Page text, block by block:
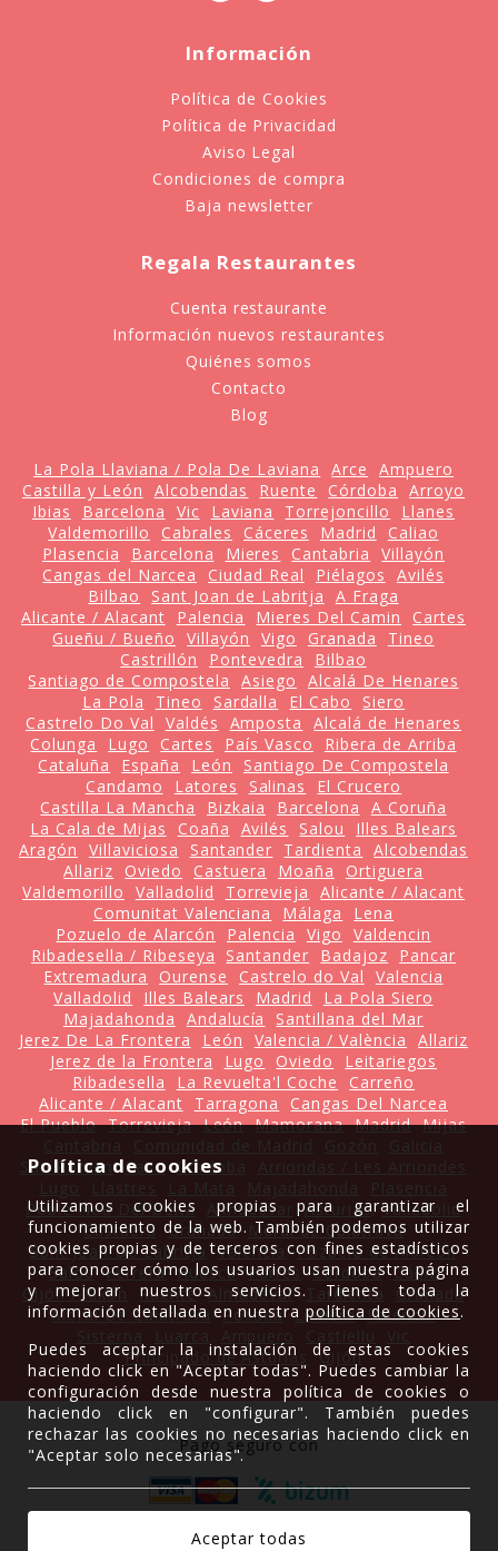
Información
Política de Cookies
Política de Privacidad
Aviso Legal
Condiciones de compra
Baja newsletter
Regala Restaurantes
Cuenta restaurante
Información nuevos restaurantes
Quiénes somos
Contacto
Blog
La Pola Llaviana / Pola De Laviana Arce
Ampuero
Castilla y León
Alcobendas Ruente Córdoba
Arroyo
Ibias
Barcelona Vic Laviana Torrejoncillo
Llanes
Valdemorillo
Cabrales Cáceres Madrid
Caliao
Plasencia
Barcelona Mieres Cantabria
Villayón
Cangas del Narcea
Ciudad Real Piélagos
Avilés
Bilbao
Sant Joan de Labritja
A Fraga
Alicante / Alacant
Palencia Mieres Del Camin
Cartes
Gueñu / Bueño
Villayón Vigo Granada
Tineo
Castrillón
Pontevedra
Bilbao
Santiago de Compostela
Asiego
Alcalá De Henares
La Pola
Tineo Sardalla El Cabo
Siero
Castrelo Do Val
Valdés Amposta
Alcalá de Henares
Colunga
Lugo Cartes País Vasco
Ribera de Arriba
Cataluña
España León
Santiago De Compostela
Candamo
Latores Salinas
El Crucero
Castilla La Mancha
Bizkaia Barcelona
A Coruña
La Cala de Mijas
Coaña Avilés Salou
Illes Balears
Aragón
Villaviciosa Santander Tardienta
Alcobendas
Allariz
Oviedo Castuera Moaña
Ortiguera
Valdemorillo
Valladolid Torrevieja
Alicante / Alacant
Comunitat Valenciana
Málaga
Lena
Pozuelo de Alarcón
Palencia Vigo
Valdencin
Ribadesella / Ribeseya
Santander Badajoz
Pancar
Extremadura
Ourense Castrelo do Val
Valencia
Valladolid
Illes Balears Madrid
La Pola Siero
Majadahonda
Andalucía
Santillana del Mar
Jerez De La Frontera
León Valencia / València
Allariz
Jerez de la Frontera
Lugo Oviedo
Leitariegos
Ribadesella
La Revuelta'l Coche
Carreño
Alicante / Alacant
Tarragona
Cangas Del Narcea
El Pueblo Torrevieja León Mamorana Madrid Mijas
San Roman
Caso Córdoba
Poble Nou Del Delta
Almudévar Asturias Valladolid
Castuera
Granada
Moral de Calatrava
Sant Joan De Labritja
Valencia
Pozuelo de Alarcón
Salou Ferrera Huesca Parres Córdoba Cádiz
Gijón / Xixón
Ruente Almudévar Tardienta
Granada
Moral De Calatrava
Posada Llanera Palencia
Principado de Asturias
Gijón
Pago seguro con
Gracias a
Política de cookies
Utilizamos cookies propias para garantizar el
funcionamiento de la web. También podemos utilizar
cookies propias y de terceros con fines estadísticos
para conocer cómo los usuarios usan nuestra página
y mejorar nuestros servicios. Tienes toda la
información detallada en nuestrapolítica de cookies.
Puedes aceptar la instalación de estas cookies
haciendo click en "Aceptar todas". Puedes cambiar la
configuración desde nuestra política de cookies o
haciendo click en "configurar". También puedes
rechazar las cookies no necesarias haciendo click en
"Aceptar solo necesarias".